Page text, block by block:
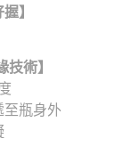
】
術】
瓶身外